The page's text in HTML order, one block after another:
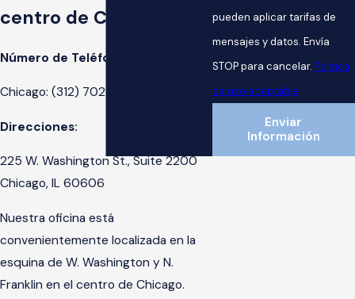
centro de Chicago
Número de Teléfono:
Chicago: (312) 702-1782
Direcciones:
225 W. Washington St., Suite 2200
Chicago, IL 60606
Nuestra oficina está
convenientemente localizada en la
esquina de W. Washington y N.
Franklin en el centro de Chicago.
pueden aplicar tarifas de
mensajes y datos. Envía
STOP para cancelar. Política
de uso aceptable
Enviar
Información